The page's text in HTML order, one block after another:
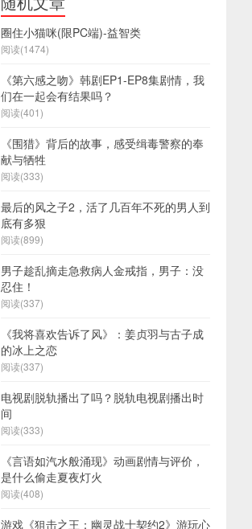
圈住小猫咪(限PC端)-益智类
阅读(1474)
《第六感之吻》韩剧EP1-EP8集剧情，我
们在一起会有结果吗？
阅读(401)
《围猎》背后的故事，感受缉毒警察的奉
献与牺牲
阅读(333)
最后的风之子2，活了几百年不死的男人到
底有多狠
阅读(899)
男子趁乱摘走急救病人金戒指，男子：没
忍住！
阅读(337)
《我将喜欢告诉了风》：姜贞羽与古子成
的冰上之恋
阅读(337)
电视剧脱轨播出了吗？脱轨电视剧播出时
间
阅读(333)
《言语如汽水般涌现》动画剧情与评价，
是什么偷走夏夜灯火
阅读(408)
游戏《狙击之王：幽灵战士契约2》游玩心